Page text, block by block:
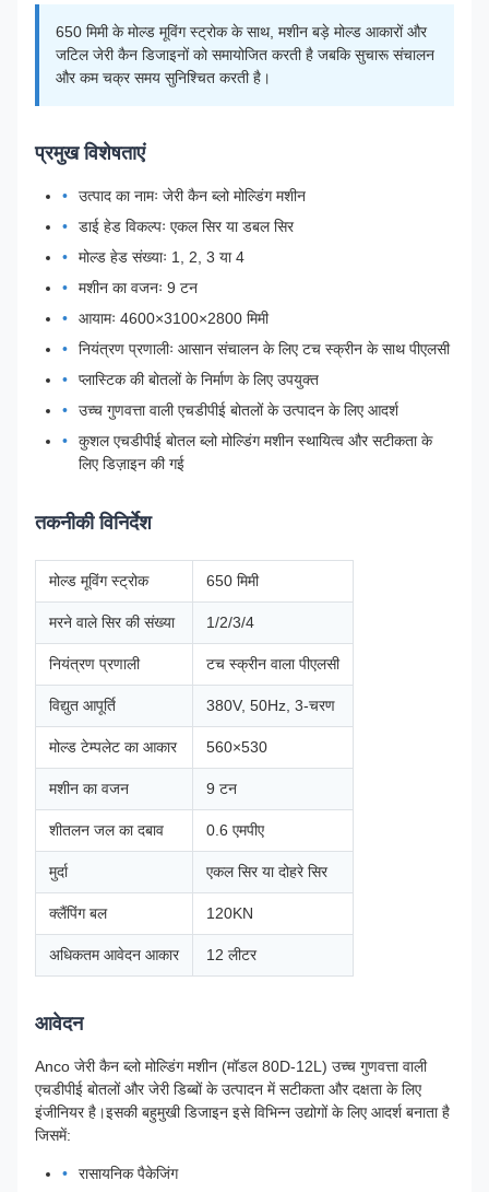
650 मिमी के मोल्ड मूविंग स्ट्रोक के साथ, मशीन बड़े मोल्ड आकारों और
जटिल जेरी कैन डिजाइनों को समायोजित करती है जबकि सुचारू संचालन
और कम चक्र समय सुनिश्चित करती है।
प्रमुख विशेषताएं
उत्पाद का नामः जेरी कैन ब्लो मोल्डिंग मशीन
डाई हेड विकल्पः एकल सिर या डबल सिर
मोल्ड हेड संख्याः 1, 2, 3 या 4
मशीन का वजनः 9 टन
आयामः 4600×3100×2800 मिमी
नियंत्रण प्रणालीः आसान संचालन के लिए टच स्क्रीन के साथ पीएलसी
प्लास्टिक की बोतलों के निर्माण के लिए उपयुक्त
उच्च गुणवत्ता वाली एचडीपीई बोतलों के उत्पादन के लिए आदर्श
कुशल एचडीपीई बोतल ब्लो मोल्डिंग मशीन स्थायित्व और सटीकता के
लिए डिज़ाइन की गई
तकनीकी विनिर्देश
मोल्ड मूविंग स्ट्रोक 650 मिमी
मरने वाले सिर की संख्या 1/2/3/4
नियंत्रण प्रणाली टच स्क्रीन वाला पीएलसी
विद्युत आपूर्ति 380V, 50Hz, 3-चरण
मोल्ड टेम्पलेट का आकार 560×530
मशीन का वजन 9 टन
शीतलन जल का दबाव 0.6 एमपीए
मुर्दा एकल सिर या दोहरे सिर
क्लैंपिंग बल 120KN
अधिकतम आवेदन आकार 12 लीटर
आवेदन
Anco जेरी कैन ब्लो मोल्डिंग मशीन (मॉडल 80D-12L) उच्च गुणवत्ता वाली
एचडीपीई बोतलों और जेरी डिब्बों के उत्पादन में सटीकता और दक्षता के लिए
इंजीनियर है।इसकी बहुमुखी डिजाइन इसे विभिन्न उद्योगों के लिए आदर्श बनाता है
जिसमें:
रासायनिक पैकेजिंग